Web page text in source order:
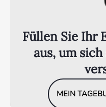
Füllen Sie Ihr
aus, um
MEIN